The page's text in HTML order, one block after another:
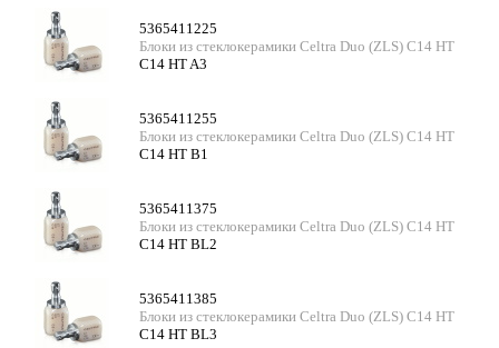
5365411225
Блоки из стеклокерамики Celtra Duo (ZLS) C14 HT
C14 HT A3
5365411255
Блоки из стеклокерамики Celtra Duo (ZLS) C14 HT
C14 HT B1
5365411375
Блоки из стеклокерамики Celtra Duo (ZLS) C14 HT
C14 HT BL2
5365411385
Блоки из стеклокерамики Celtra Duo (ZLS) C14 HT
C14 HT BL3